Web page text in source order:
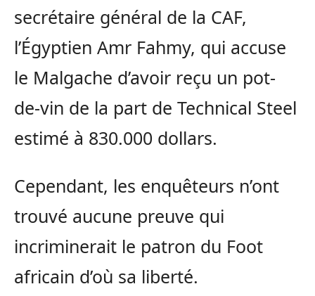
secrétaire général de la CAF,
l’Égyptien Amr Fahmy, qui accuse
le Malgache d’avoir reçu un pot-
de-vin de la part de Technical Steel
estimé à 830.000 dollars.
Cependant, les enquêteurs n’ont
trouvé aucune preuve qui
incriminerait le patron du Foot
africain d’où sa liberté.